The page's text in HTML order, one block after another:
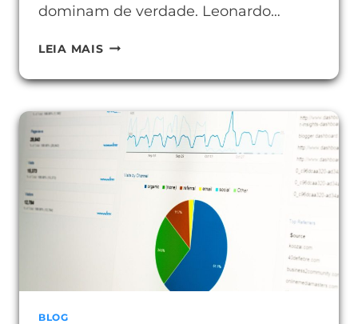
dominam de verdade. Leonardo…
LEIA MAISESTRATÉGIAS
QUE
AUMENTAM
CONVERSÕES
BLOG